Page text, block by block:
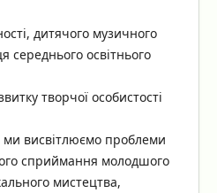
дитячого музичного
середнього освітнього
творчої особистості
висвітлюємо проблеми
сприймання молодшого
мистецтва,